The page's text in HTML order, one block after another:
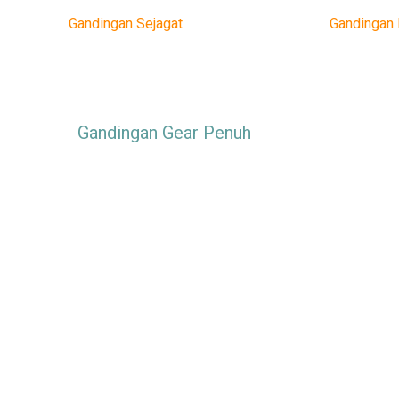
Gandingan Sejagat Gandingan
Gandingan Gear Penuh